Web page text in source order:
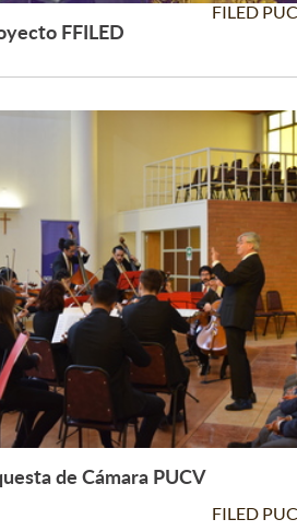
FFILED
FILED
Leer Más +
de Cámara PUCV
FILED